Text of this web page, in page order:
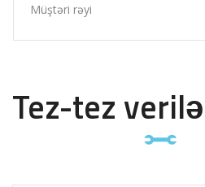
Müştəri rəyi
Tez-tez